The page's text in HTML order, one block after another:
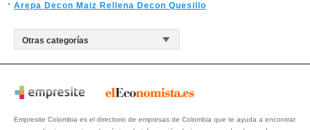
Arepa Decon Maiz Rellena Decon Quesillo
Empresite Colombia es el directorio de empresas de Colombia que te ayuda a encontrar